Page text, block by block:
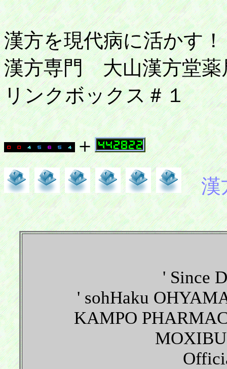
漢方を現代病に活かす！
漢方専門 大山漢方堂薬
リンクボックス＃１
＋
漢
' Since
' sohHaku
KAMPO